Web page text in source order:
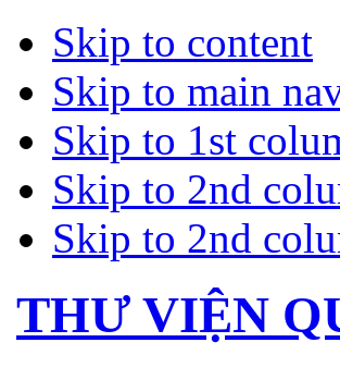
Skip to content
Skip to main
Skip to 1st
Skip to 2nd
Skip to 2nd
THƯ VIỆN